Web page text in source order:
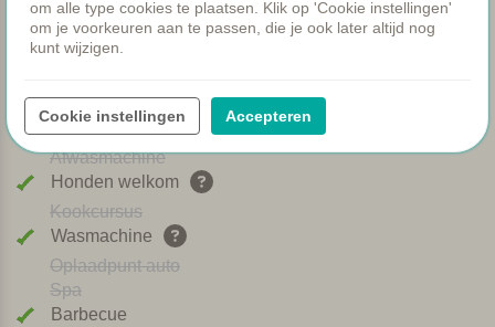
WIFI
Verwarmd zwembad
Ontbijt
Speeltuintje
Brood service
Afwasmachine
Honden welkom
Kookcursus
Wasmachine
Oplaadpunt auto
Spa
Barbecue
om alle type cookies te plaatsen. Klik op 'Cookie instellingen'
om je voorkeuren aan te passen, die je ook later altijd nog
kunt wijzigen.
Cookie instellingen Accepteren